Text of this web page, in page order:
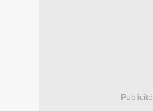
Publicité